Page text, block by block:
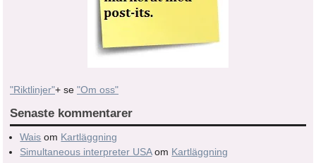
"Riktlinjer"+ se "Om oss"
Senaste kommentarer
Wais om Kartläggning
Simultaneous interpreter USAom Kartläggning